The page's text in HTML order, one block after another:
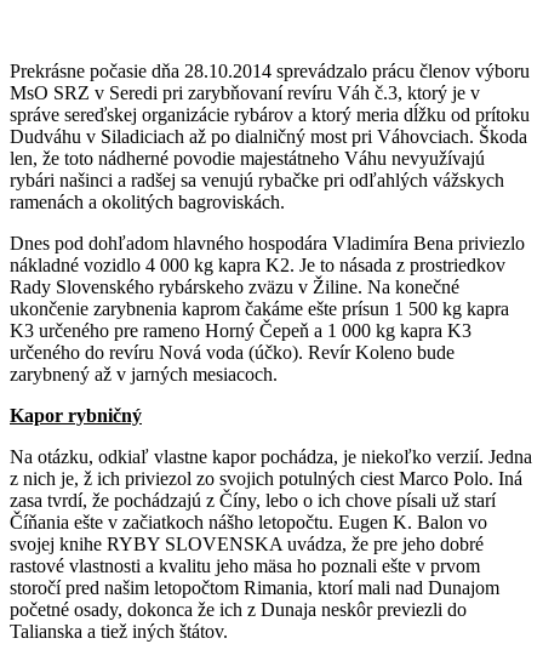
Prekrásne počasie dňa 28.10.2014 sprevádzalo prácu členov výboru
MsO SRZ v Seredi pri zarybňovaní revíru Váh č.3, ktorý je v
správe sereďskej organizácie rybárov a ktorý meria dĺžku od prítoku
Dudváhu v Siladiciach až po dialničný most pri Váhovciach. Škoda
len, že toto nádherné povodie majestátneho Váhu nevyužívajú
rybári našinci a radšej sa venujú rybačke pri odľahlých vážskych
ramenách a okolitých bagroviskách.
Dnes pod dohľadom hlavného hospodára Vladimíra Bena priviezlo
nákladné vozidlo 4 000 kg kapra K2. Je to násada z prostriedkov
Rady Slovenského rybárskeho zväzu v Žiline. Na konečné
ukončenie zarybnenia kaprom čakáme ešte prísun 1 500 kg kapra
K3 určeného pre rameno Horný Čepeň a 1 000 kg kapra K3
určeného do revíru Nová voda (účko). Revír Koleno bude
zarybnený až v jarných mesiacoch.
Kapor rybničný
Na otázku, odkiaľ vlastne kapor pochádza, je niekoľko verzií. Jedna
z nich je, ž ich priviezol zo svojich potulných ciest Marco Polo. Iná
zasa tvrdí, že pochádzajú z Číny, lebo o ich chove písali už starí
Číňania ešte v začiatkoch nášho letopočtu. Eugen K. Balon vo
svojej knihe RYBY SLOVENSKA uvádza, že pre jeho dobré
rastové vlastnosti a kvalitu jeho mäsa ho poznali ešte v prvom
storočí pred našim letopočtom Rimania, ktorí mali nad Dunajom
početné osady, dokonca že ich z Dunaja neskôr previezli do
Talianska a tiež iných štátov.